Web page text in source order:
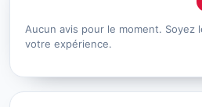
Aucun avis pour le moment. Soyez
votre expérience.